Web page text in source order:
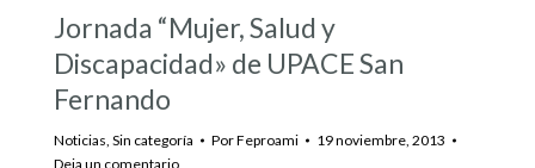
Jornada “Mujer, Salud y
Discapacidad» de UPACE San
Fernando
Noticias Sin categoría PorFeproami
19 noviembre, 2013
Deja un comentario